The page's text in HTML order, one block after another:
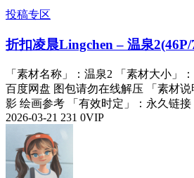
投稿专区
折扣凌晨Lingchen – 温泉
「素材名称」：温泉2 「素材大小」
百度网盘 图包请勿在线解压 「素材
影 绘画参考 「有效时定」：永久链接
2026-03-21 231 0VIP